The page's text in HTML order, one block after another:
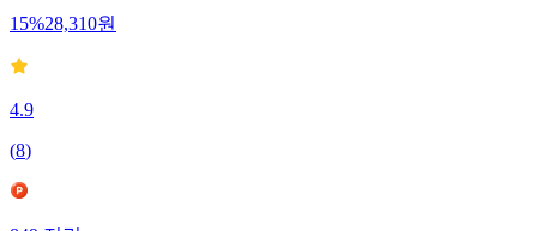
15%28,310원
4.9
(8)